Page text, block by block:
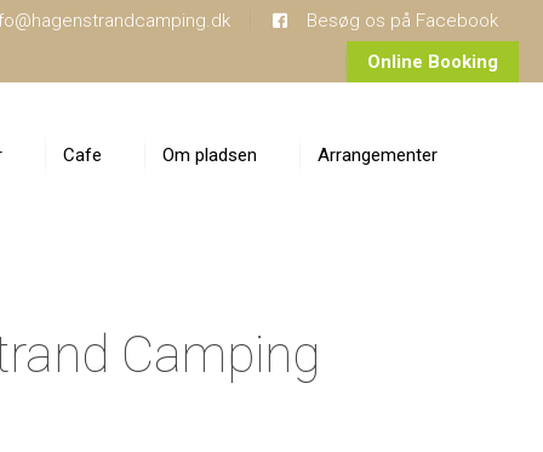
Besøg os på Facebook
Online Booking
Cafe Om pladsen
Presse
&
Arrangementer
Camping